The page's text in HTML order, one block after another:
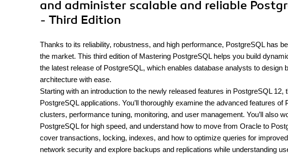
and administer scalable and reliable
- Third Edition
Thanks to its reliability, robustness, and high performance, PostgreSQL has
the market. This third edition of Mastering PostgreSQL helps you build
the latest release of PostgreSQL, which enables database analysts to
architecture with ease.
Starting with an introduction to the newly released features in PostgreSQL
PostgreSQL applications. You’ll thoroughly examine the advanced features
clusters, performance tuning, monitoring, and user management. You’ll also
PostgreSQL for high speed, and understand how to move from Oracle to
cover transactions, locking, indexes, and how to optimize queries for
network security and explore backups and replications while understanding